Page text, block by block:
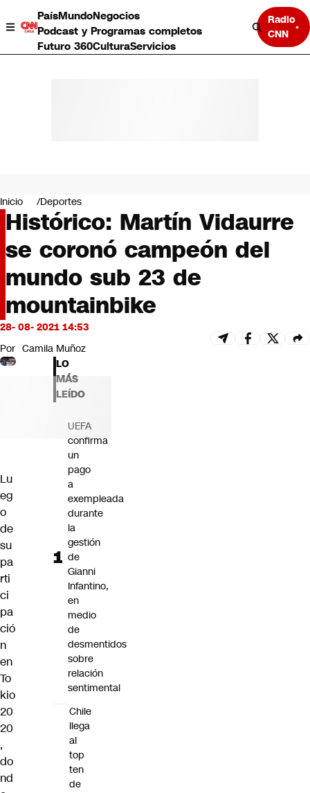
PaísMundoNegocios
Podcast y Programas completos
Futuro 360CulturaServicios
Radio
CNN
Negocios
Deportes
Programas completos
Cultura
Servicios
Bits
CNN tiempo
Futuro 360
Inicio Deportes
Histórico: Martín Vidaurre
se coronó campeón del
mundo sub 23 de
mountainbike
28- 08- 2021 14:53
Por Camila Muñoz
Lu
eg
o
de
su
pa
rti
ci
pa
ció
n
en
To
kio
20
20
,
do
nd
LO
MÁS
LEÍDO
UEFA
confirma
un
pago
a
exempleada
durante
la
gestión
de
Gianni
Infantino,
en
medio
de
desmentidos
sobre
relación
sentimental
Chile
llega
al
top
ten
de